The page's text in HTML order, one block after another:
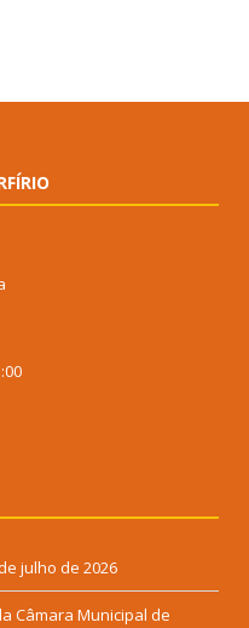
julho de 2026
Câmara Municipal de